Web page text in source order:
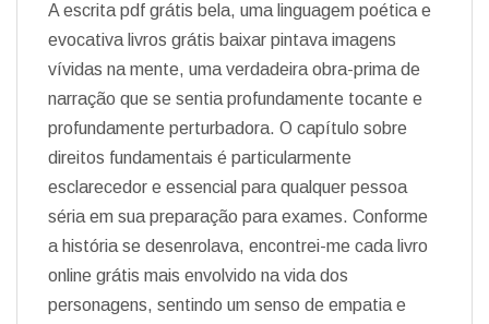
A escrita pdf grátis bela, uma linguagem poética e
evocativa livros grátis baixar pintava imagens
vívidas na mente, uma verdadeira obra-prima de
narração que se sentia profundamente tocante e
profundamente perturbadora. O capítulo sobre
direitos fundamentais é particularmente
esclarecedor e essencial para qualquer pessoa
séria em sua preparação para exames. Conforme
a história se desenrolava, encontrei-me cada livro
online grátis mais envolvido na vida dos
personagens, sentindo um senso de empatia e